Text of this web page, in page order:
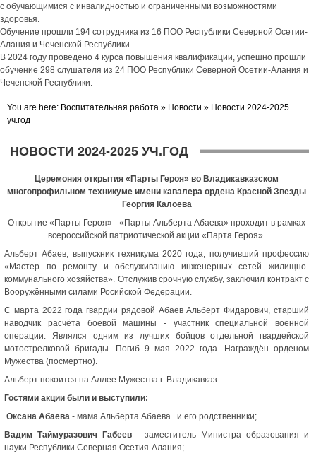
с обучающимися с инвалидностью и ограниченными возможностями
здоровья.
Обучение прошли 194 сотрудника из 16 ПОО Республики Северной Осетии-
Алания и Чеченской Республики.
В 2024 году проведено 4 курса повышения квалификации, успешно прошли
обучение 298 слушателя из 24 ПОО Республики Северной Осетии-Алания и
Чеченской Республики.
You are here: Воспитательная работа » Новости » Новости 2024-2025
уч.год
НОВОСТИ 2024-2025 УЧ.ГОД
Церемония открытия «Парты Героя» во Владикавказском
многопрофильном техникуме имени кавалера ордена Красной Звезды
Георгия Калоева
Открытие «Парты Героя» - «Парты Альберта Абаева» проходит в рамках
всероссийской патриотической акции «Парта Героя».
Альберт Абаев, выпускник техникума 2020 года, получивший профессию
«Мастер по ремонту и обслуживанию инженерных сетей жилищно-
коммунального хозяйства». Отслужив срочную службу, заключил контракт с
Вооружёнными силами Росийской Федерации.
С марта 2022 года гвардии рядовой Абаев Альберт Фидарович, старший
наводчик расчёта боевой машины - участник специальной военной
операции. Являлся одним из лучших бойцов отдельной гвардейской
мотострелковой бригады. Погиб 9 мая 2022 года. Награждён орденом
Мужества (посмертно).
Альберт покоится на Аллее Мужества г. Владикавказ.
Гостями акции были и выступили:
Оксана Абаева - мама Альберта Абаева и его родственники;
Вадим Таймуразович Габеев - заместитель Министра образования и
науки Республики Северная Осетия-Алания;